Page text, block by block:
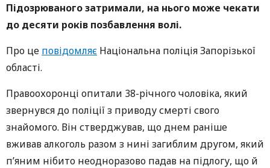
Підозрюваного затримали, на нього може чекати
до десяти років позбавлення волі.
Про це повідомляє Національна поліція Запорізької
області.
Правоохоронці опитали 38-річного чоловіка, який
звернувся до поліції з приводу смерті свого
знайомого. Він стверджував, що днем раніше
вживав алкоголь разом з нині загиблим другом, який
п’яним нібито неодноразово падав на підлогу, що й